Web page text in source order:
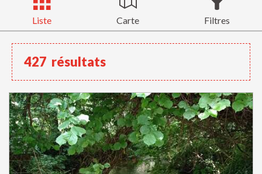
Liste Carte Filtres
427 résultats